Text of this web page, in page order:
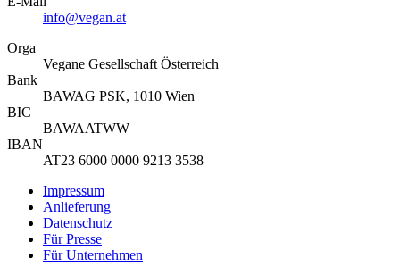
info@vegan.at
Orga
Vegane Gesellschaft Österreich
Bank
BAWAG PSK, 1010 Wien
BIC
BAWAATWW
IBAN
AT23 6000 0000 9213 3538
Impressum
Anlieferung
Datenschutz
Für Presse
Für Unternehmen